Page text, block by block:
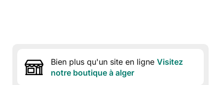
Bien plus qu'un site en ligne Visitez
notre boutique à alger